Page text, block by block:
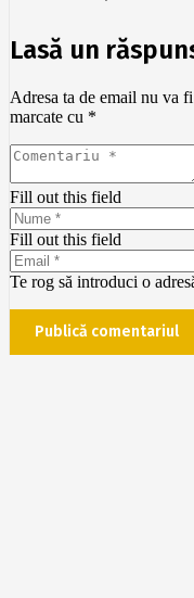
Lasă un
Adresa ta de email nu va
marcate cu *
Fill out this field
Fill out this field
Te rog să introduci o
Publică comentariul